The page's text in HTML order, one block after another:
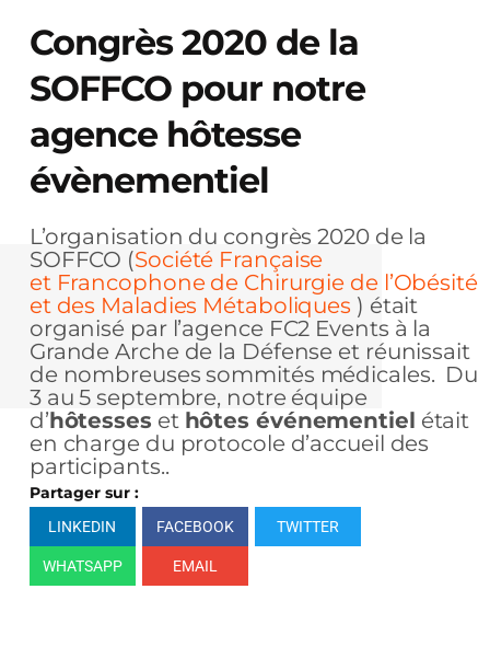
Congrès 2020 de la
SOFFCO pour notre
agence hôtesse
évènementiel
L’organisation du congrès 2020 de la
SOFFCO (Société Française
et Francophone de Chirurgie de l’Obésité
et des Maladies Métaboliques ) était
organisé par l’agence FC2 Events à la
Grande Arche de la Défense et réunissait
de nombreuses sommités médicales. Du
3 au 5 septembre, notre équipe
d’hôtesses et hôtes événementiel était
en charge du protocole d’accueil des
participants..
Partager sur :
LINKEDIN FACEBOOK TWITTER
WHATSAPP EMAIL